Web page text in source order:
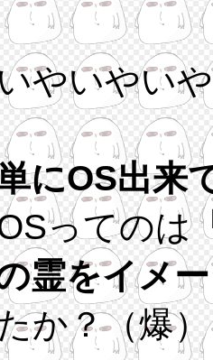
やいやい
にOS出来
ってのは
霊をイメ
か？（爆）